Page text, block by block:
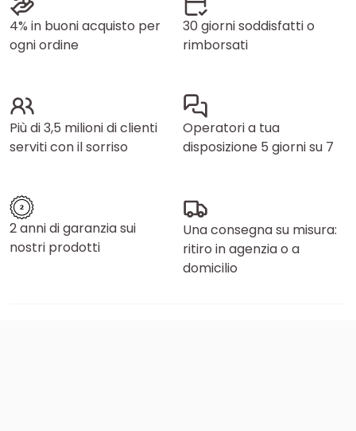
4% in buoni acquisto per
ogni ordine
30 giorni soddisfatti o
rimborsati
Più di 3,5 milioni di clienti
serviti con il sorriso
Operatori a tua
disposizione 5 giorni su 7
2 anni di garanzia sui
nostri prodotti
Una consegna su misura:
ritiro in agenzia o a
domicilio